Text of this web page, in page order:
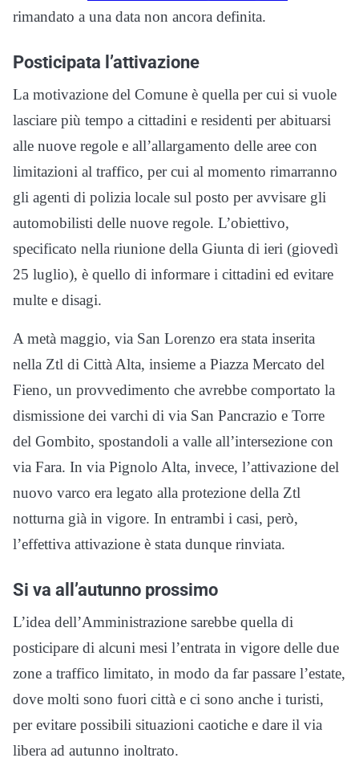
rimandato a una data non ancora definita.
Posticipata l’attivazione
La motivazione del Comune è quella per cui si vuole
lasciare più tempo a cittadini e residenti per abituarsi
alle nuove regole e all’allargamento delle aree con
limitazioni al traffico, per cui al momento rimarranno
gli agenti di polizia locale sul posto per avvisare gli
automobilisti delle nuove regole. L’obiettivo,
specificato nella riunione della Giunta di ieri (giovedì
25 luglio), è quello di informare i cittadini ed evitare
multe e disagi.
A metà maggio, via San Lorenzo era stata inserita
nella Ztl di Città Alta, insieme a Piazza Mercato del
Fieno, un provvedimento che avrebbe comportato la
dismissione dei varchi di via San Pancrazio e Torre
del Gombito, spostandoli a valle all’intersezione con
via Fara. In via Pignolo Alta, invece, l’attivazione del
nuovo varco era legato alla protezione della Ztl
notturna già in vigore. In entrambi i casi, però,
l’effettiva attivazione è stata dunque rinviata.
Si va all’autunno prossimo
L’idea dell’Amministrazione sarebbe quella di
posticipare di alcuni mesi l’entrata in vigore delle due
zone a traffico limitato, in modo da far passare l’estate,
dove molti sono fuori città e ci sono anche i turisti,
per evitare possibili situazioni caotiche e dare il via
libera ad autunno inoltrato.